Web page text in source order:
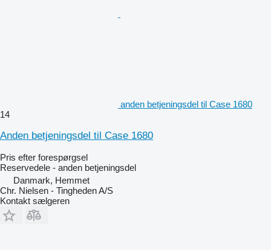
anden betjeningsdel til Case 1680
14
Anden betjeningsdel til Case 1680
Pris efter forespørgsel
Reservedele - anden betjeningsdel
Danmark, Hemmet
Chr. Nielsen - Tingheden A/S
Kontakt sælgeren